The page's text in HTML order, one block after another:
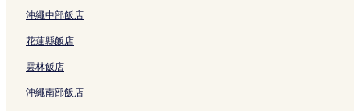
沖繩中部飯店
花蓮縣飯店
雲林飯店
沖繩南部飯店